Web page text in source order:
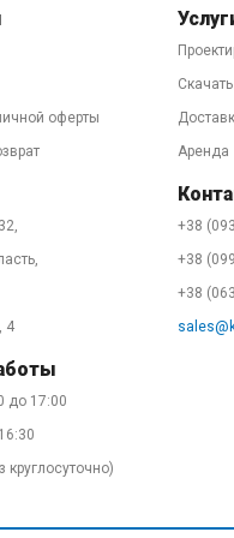
производственная
- в Польше.
в Венгрии.
линии
подавляющее
делается именно в
городе Свидница, что
или
Вы в 99% случаев
польского завода.
в
любящим
и "там". Это - чушь!
оферты
Аренда
4
+38
+38
+38
до 17:00
круглосуточно)